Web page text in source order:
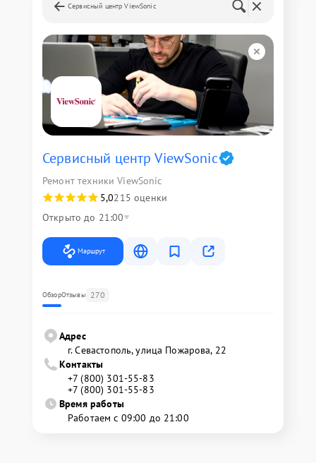
Сервисный центр ViewSonic
Сервисный центр ViewSonic
Ремонт техники ViewSonic
5,0215 оценки
Открыто до 21:00
Маршрут
ОбзорОтзывы 270
Адрес
г. Севастополь, улица Пожарова, 22
Контакты
+7 (800) 301-55-83
+7 (800) 301-55-83
Время работы
Работаем с 09:00 до 21:00